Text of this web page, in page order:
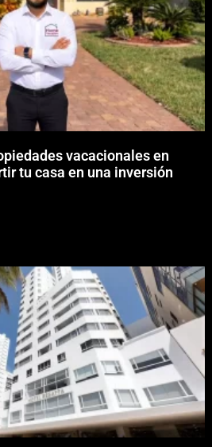
vacacionales en
tu casa en una inversión